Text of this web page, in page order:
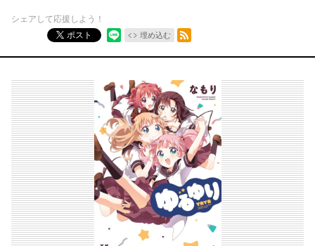
シェアして応援しよう！
ポスト
埋め込む
RSSフィード